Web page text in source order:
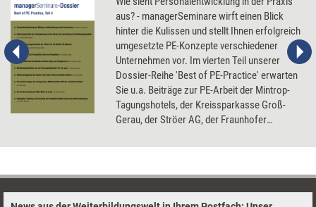
aus? - managerSeminare wirft einen Blick
hinter die Kulissen und stellt Ihnen erfolgreich
umgesetzte PE-Konzepte verschiedener
Unternehmen vor. Im vierten Teil unserer
Dossier-Reihe 'Best of PE-Practice' erwarten
Sie u.a. Beiträge zur PE-Arbeit der Mintrop-
Tagungshotels, der Kreissparkasse Groß-
Gerau, der Ströer AG, der Fraunhofer
Group und der Bausparkasse Schwäbisch